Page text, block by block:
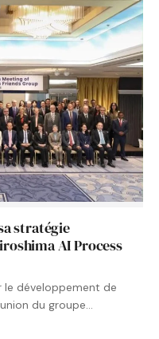
stratégie
AI Process
le développement de
du groupe…